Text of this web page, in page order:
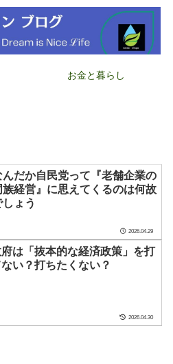
お金と暮らし
んだか自民党って『老舗企業の
族経営』に思えてくるのは何故
しょう
2026.04.29
は「抜本的な経済政策」を打
い？打ちたくない？
2026.04.30